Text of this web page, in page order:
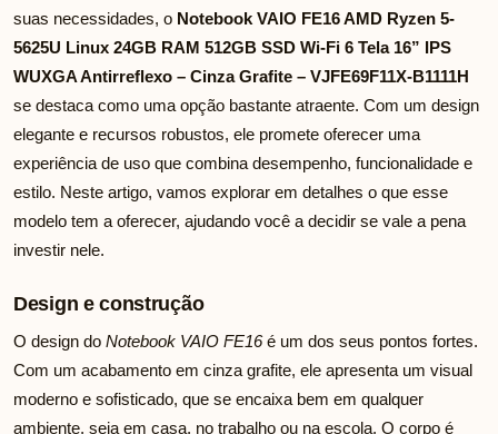
suas necessidades, o Notebook VAIO FE16 AMD Ryzen 5-
5625U Linux 24GB RAM 512GB SSD Wi-Fi 6 Tela 16” IPS
WUXGA Antirreflexo – Cinza Grafite – VJFE69F11X-B1111H
se destaca como uma opção bastante atraente. Com um design
elegante e recursos robustos, ele promete oferecer uma
experiência de uso que combina desempenho, funcionalidade e
estilo. Neste artigo, vamos explorar em detalhes o que esse
modelo tem a oferecer, ajudando você a decidir se vale a pena
investir nele.
Design e construção
O design do Notebook VAIO FE16é um dos seus pontos fortes.
Com um acabamento em cinza grafite, ele apresenta um visual
moderno e sofisticado, que se encaixa bem em qualquer
ambiente, seja em casa, no trabalho ou na escola. O corpo é